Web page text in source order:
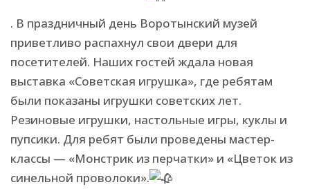
. В праздничный день Воротынский музей
приветливо распахнул свои двери для
посетителей. Наших гостей ждала новая
выставка «Советская игрушка», где ребятам
были показаны игрушки советских лет.
Резиновые игрушки, настольные игры, куклы и
пупсики. Для ребят были проведены мастер-
классы — «Монстрик из перчатки» и «Цветок из
синельной проволоки».